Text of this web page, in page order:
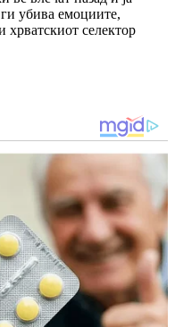
убива емоциите,
хрватскиот селектор